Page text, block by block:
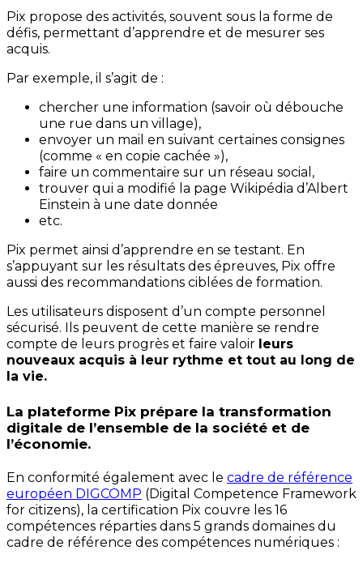
Pix propose des activités, souvent sous la forme de
défis, permettant d’apprendre et de mesurer ses
acquis.
Par exemple, il s’agit de :
chercher une information (savoir où débouche
une rue dans un village),
envoyer un mail en suivant certaines consignes
(comme « en copie cachée »),
faire un commentaire sur un réseau social,
trouver qui a modifié la page Wikipédia d’Albert
Einstein à une date donnée
etc.
Pix permet ainsi d’apprendre en se testant. En
s’appuyant sur les résultats des épreuves, Pix offre
aussi des recommandations ciblées de formation.
Les utilisateurs disposent d’un compte personnel
sécurisé. Ils peuvent de cette manière se rendre
compte de leurs progrès et faire valoir leurs
nouveaux acquis à leur rythme et tout au long de
la vie.
La plateforme Pix prépare la transformation
digitale de l’ensemble de la société et de
l’économie.
En conformité également avec le cadre de référence
européen DIGCOMP (Digital Competence Framework
for citizens), la certification Pix couvre les 16
compétences réparties dans 5 grands domaines du
cadre de référence des compétences numériques :